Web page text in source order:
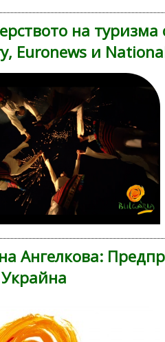
на
Euronews и
Ангелкова: